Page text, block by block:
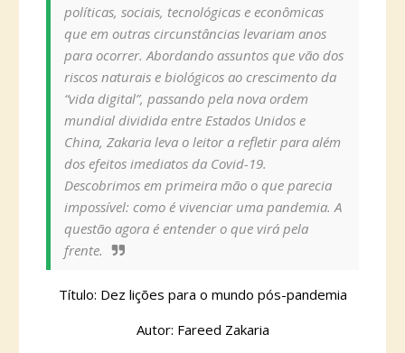
políticas, sociais, tecnológicas e econômicas
que em outras circunstâncias levariam anos
para ocorrer. Abordando assuntos que vão dos
riscos naturais e biológicos ao crescimento da
“vida digital”, passando pela nova ordem
mundial dividida entre Estados Unidos e
China, Zakaria leva o leitor a refletir para além
dos efeitos imediatos da Covid-19.
Descobrimos em primeira mão o que parecia
impossível: como é vivenciar uma pandemia. A
questão agora é entender o que virá pela
frente.
Título: Dez lições para o mundo pós-pandemia
Autor: Fareed Zakaria